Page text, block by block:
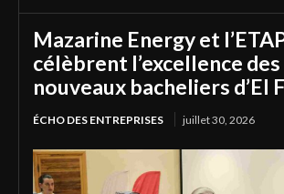
Mazarine Energy et
célèbrent l’excellence des
nouveaux bacheliers d’El
ÉCHO DES ENTREPRISES juillet 30, 2026